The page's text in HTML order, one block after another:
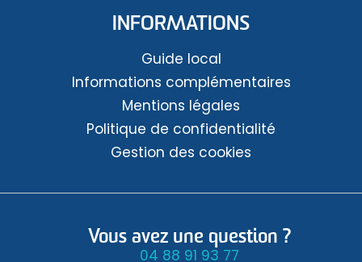
INFORMATIONS
Guide local
Informations complémentaires
Mentions légales
Politique de confidentialité
Gestion des cookies
Vous avez une question ?
04 88 91 93 77